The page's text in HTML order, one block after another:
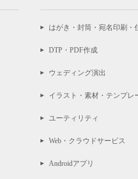
はがき・封筒・宛名印刷・
DTP・PDF作成
ウェディング演出
イラスト・素材・テンプレ
ユーティリティ
Web・クラウドサービス
Androidアプリ